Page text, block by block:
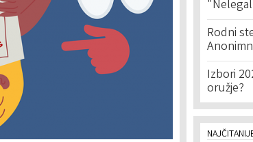
Rodni
Izbori
oružje?